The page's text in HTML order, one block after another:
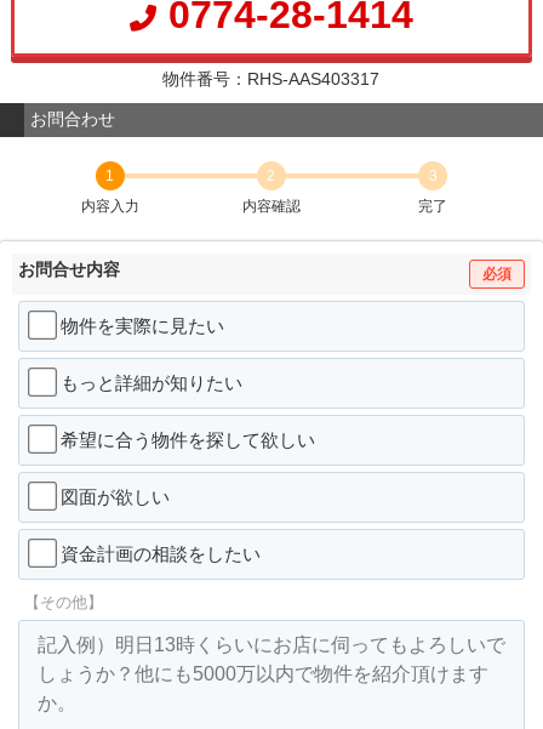
0774-28-1414
物件番号：RHS-AAS403317
お問合わせ
1
内容入力
2
内容確認
3
完了
お問合せ内容 必須
物件を実際に見たい
もっと詳細が知りたい
希望に合う物件を探して欲しい
図面が欲しい
資金計画の相談をしたい
【その他】